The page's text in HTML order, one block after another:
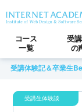
コース
一覧
受
の
受講体験記＆卒業生